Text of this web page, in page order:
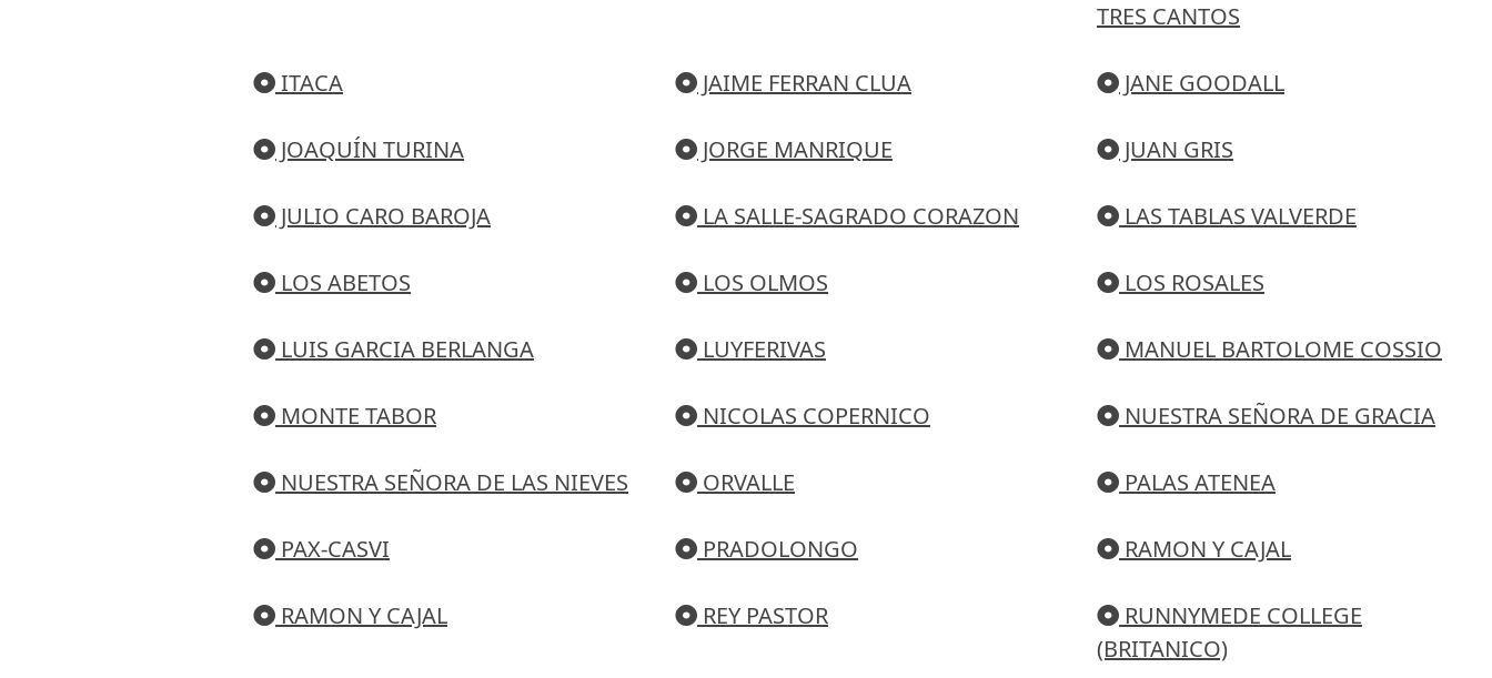
TRES CANTOS
ITACA JAIME FERRAN CLUA JANE GOODALL
JOAQUÍN TURINA JORGE MANRIQUE JUAN GRIS
JULIO CARO BAROJA LA SALLE-SAGRADO CORAZON LAS TABLAS VALVERDE
LOS ABETOS LOS OLMOS LOS ROSALES
LUIS GARCIA BERLANGA LUYFERIVAS MANUEL BARTOLOME COSSIO
MONTE TABOR NICOLAS COPERNICO NUESTRA SEÑORA DE GRACIA
NUESTRA SEÑORA DE LAS NIEVES ORVALLE PALAS ATENEA
PAX-CASVI PRADOLONGO RAMON Y CAJAL
RAMON Y CAJAL REY PASTOR
RUNNYMEDE COLLEGE
(BRITANICO)